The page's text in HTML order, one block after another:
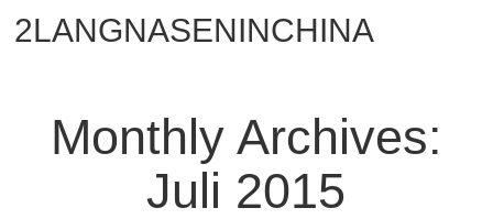
2LANGNASENINCHINA
Monthly Archives:
Juli 2015